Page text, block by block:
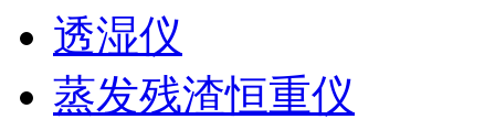
透湿仪
蒸发残渣恒重仪